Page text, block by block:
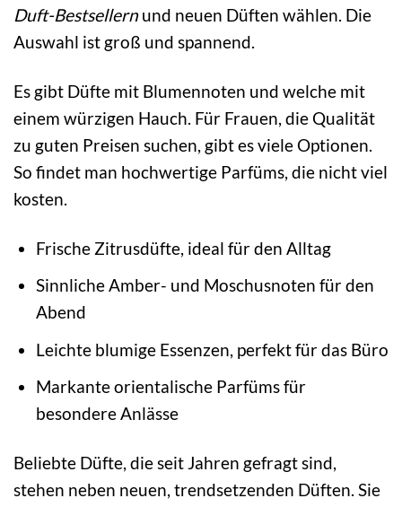
Duft-Bestsellernund neuen Düften wählen. Die
Auswahl ist groß und spannend.
Es gibt Düfte mit Blumennoten und welche mit
einem würzigen Hauch. Für Frauen, die Qualität
zu guten Preisen suchen, gibt es viele Optionen.
So findet man hochwertige Parfüms, die nicht viel
kosten.
Frische Zitrusdüfte, ideal für den Alltag
Sinnliche Amber- und Moschusnoten für den
Abend
Leichte blumige Essenzen, perfekt für das Büro
Markante orientalische Parfüms für
besondere Anlässe
Beliebte Düfte, die seit Jahren gefragt sind,
stehen neben neuen, trendsetzenden Düften. Sie